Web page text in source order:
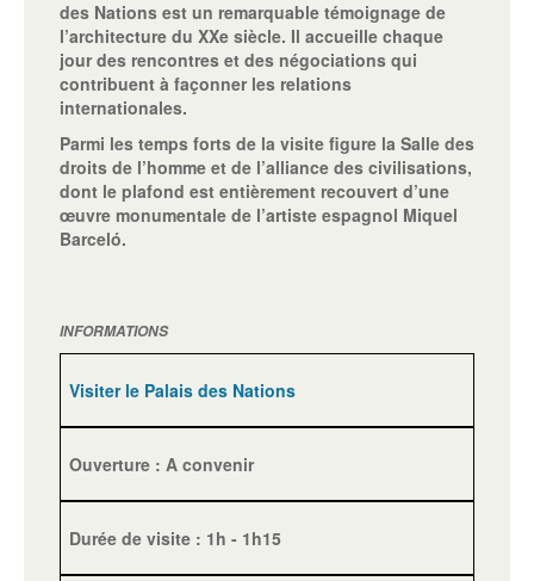
des Nations est un remarquable témoignage de
l’architecture du XXe siècle. Il accueille chaque
jour des rencontres et des négociations qui
contribuent à façonner les relations
internationales.
Parmi les temps forts de la visite figure la Salle des
droits de l’homme et de l’alliance des civilisations,
dont le plafond est entièrement recouvert d’une
œuvre monumentale de l’artiste espagnol Miquel
Barceló.
INFORMATIONS
Visiter le Palais des Nations
Ouverture : A convenir
Durée de visite : 1h - 1h15